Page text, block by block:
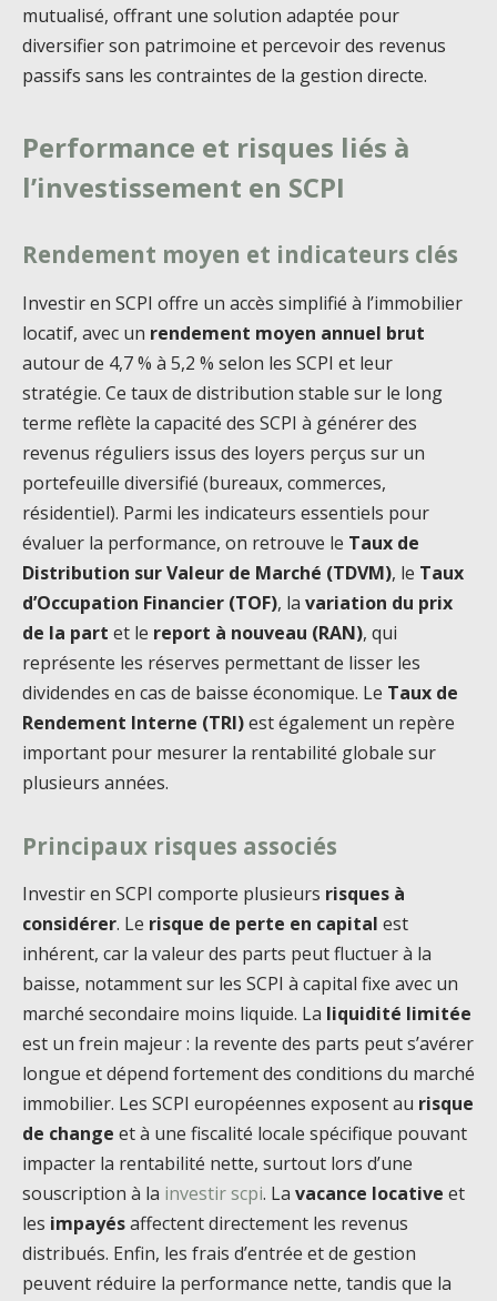
mutualisé, offrant une solution adaptée pour
diversifier son patrimoine et percevoir des revenus
passifs sans les contraintes de la gestion directe.
Performance et risques liés à
l’investissement en SCPI
Rendement moyen et indicateurs clés
Investir en SCPI offre un accès simplifié à l’immobilier
locatif, avec un rendement moyen annuel brut
autour de 4,7 % à 5,2 % selon les SCPI et leur
stratégie. Ce taux de distribution stable sur le long
terme reflète la capacité des SCPI à générer des
revenus réguliers issus des loyers perçus sur un
portefeuille diversifié (bureaux, commerces,
résidentiel). Parmi les indicateurs essentiels pour
évaluer la performance, on retrouve le Taux de
Distribution sur Valeur de Marché (TDVM), le Taux
d’Occupation Financier (TOF), la variation du prix
de la part et le report à nouveau (RAN), qui
représente les réserves permettant de lisser les
dividendes en cas de baisse économique. Le Taux de
Rendement Interne (TRI)est également un repère
important pour mesurer la rentabilité globale sur
plusieurs années.
Principaux risques associés
Investir en SCPI comporte plusieurs risques à
considérer. Le risque de perte en capital est
inhérent, car la valeur des parts peut fluctuer à la
baisse, notamment sur les SCPI à capital fixe avec un
marché secondaire moins liquide. La liquidité limitée
est un frein majeur : la revente des parts peut s’avérer
longue et dépend fortement des conditions du marché
immobilier. Les SCPI européennes exposent au risque
de change et à une fiscalité locale spécifique pouvant
impacter la rentabilité nette, surtout lors d’une
souscription à la investir scpi. La vacance locative et
les impayésaffectent directement les revenus
distribués. Enfin, les frais d’entrée et de gestion
peuvent réduire la performance nette, tandis que la